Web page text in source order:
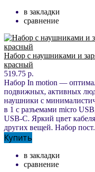
в закладки
сравнение
Набор с наушниками и
красный
519.75 р.
Набор In motion —
подвижных, активных
наушники с
в 1 с разъемами micro
USB-C. Яркий цвет
других вещей. Набор
Купить
в закладки
сравнение